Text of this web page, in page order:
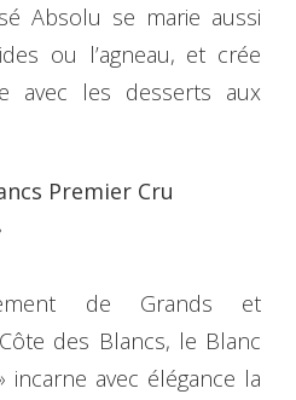
Absolu se marie aussi
ou l’agneau, et crée
avec les desserts aux
Premier Cru
de Grands et
des Blancs, le Blanc
incarne avec élégance la